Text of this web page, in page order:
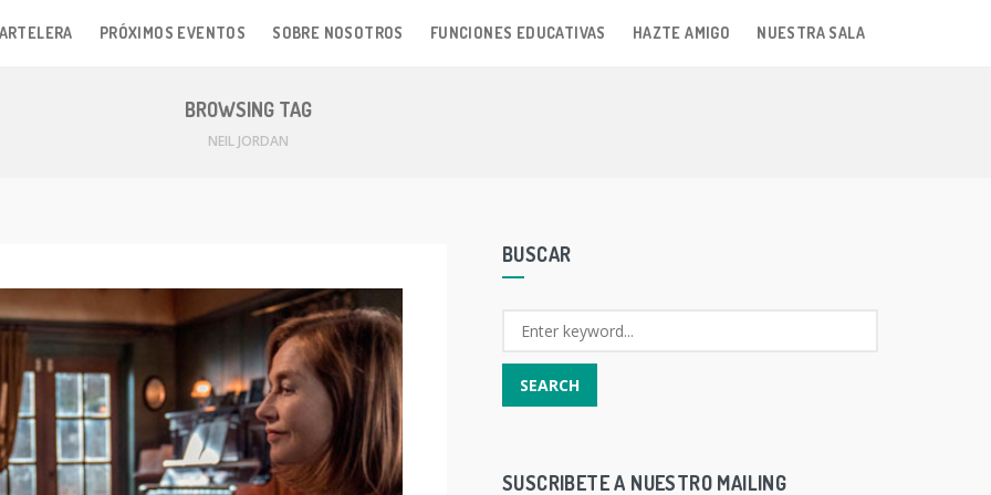
PRÓXIMOS EVENTOS SOBRE NOSOTROS FUNCIONES EDUCATIVAS HAZTE AMIGO NUESTRA SALA
BROWSING TAG
NEIL JORDAN
BUSCAR
SUSCRIBETE A NUESTRO MAILING